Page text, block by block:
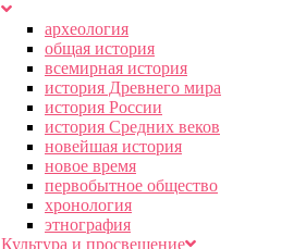
археология
общая история
всемирная история
история Древнего мира
история России
история Средних веков
новейшая история
новое время
первобытное общество
хронология
этнография
Культура и просвещение